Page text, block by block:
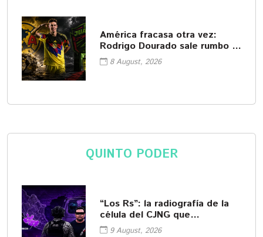
América fracasa otra vez:
Rodrigo Dourado sale rumbo a
Juárez
8 August, 2026
QUINTO PODER
“Los Rs”: la radiografía de la
célula del CJNG que
encabezaba "El R-1"
9 August, 2026